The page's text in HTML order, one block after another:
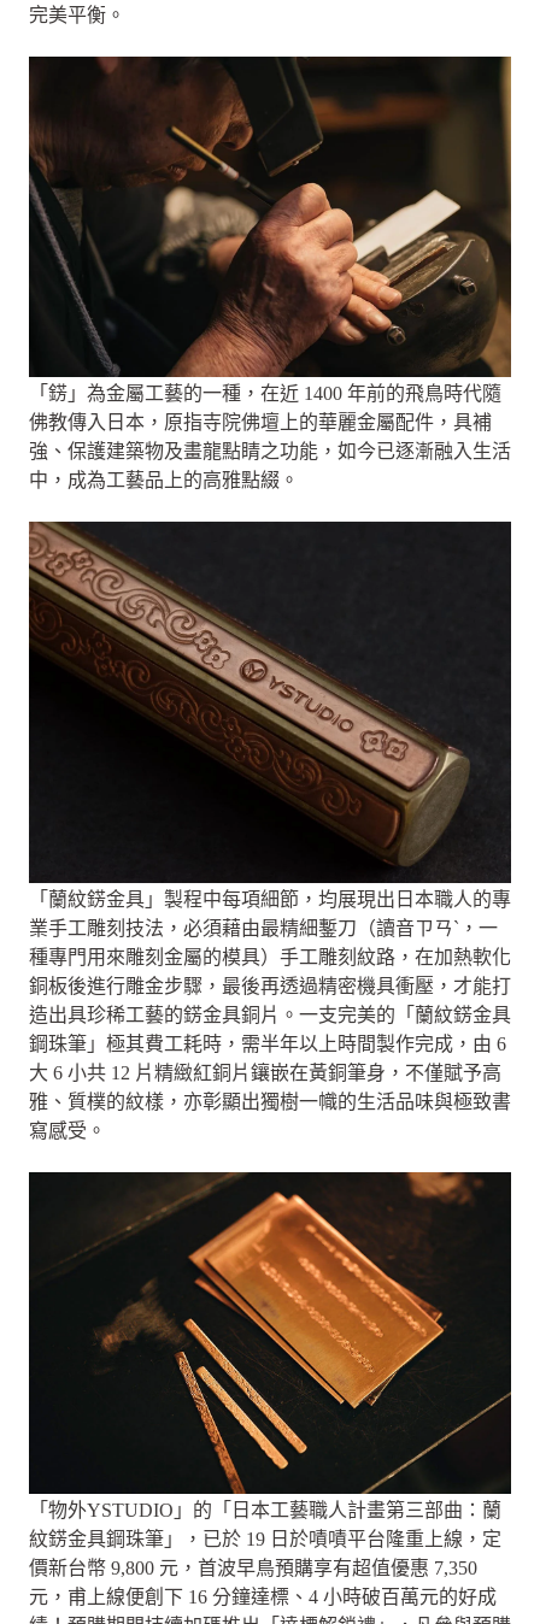
完美平衡。
「錺」為金屬工藝的一種，在近 1400 年前的飛鳥時代隨
佛教傳入日本，原指寺院佛壇上的華麗金屬配件，具補
強、保護建築物及畫龍點睛之功能，如今已逐漸融入生活
中，成為工藝品上的高雅點綴。
「蘭紋錺金具」製程中每項細節，均展現出日本職人的專
業手工雕刻技法，必須藉由最精細鏨刀（讀音ㄗㄢˋ，一
種專門用來雕刻金屬的模具）手工雕刻紋路，在加熱軟化
銅板後進行雕金步驟，最後再透過精密機具衝壓，才能打
造出具珍稀工藝的錺金具銅片。一支完美的「蘭紋錺金具
鋼珠筆」極其費工耗時，需半年以上時間製作完成，由 6
大 6 小共 12 片精緻紅銅片鑲嵌在黃銅筆身，不僅賦予高
雅、質樸的紋樣，亦彰顯出獨樹一幟的生活品味與極致書
寫感受。
「物外YSTUDIO」的「日本工藝職人計畫第三部曲：蘭
紋錺金具鋼珠筆」，已於 19 日於嘖嘖平台隆重上線，定
價新台幣 9,800 元，首波早鳥預購享有超值優惠 7,350
元，甫上線便創下 16 分鐘達標、4 小時破百萬元的好成